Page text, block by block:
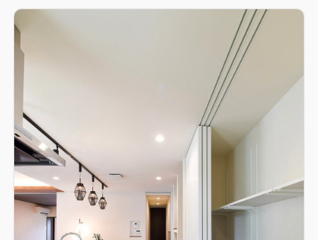
の洗濯動線をコンパクトにまとめ、毎日の家事をラクに。 3部屋
分の子供部屋を確保し、家族それぞれが自分のスペースを持つ
専用のインナーガレージを備えるなど、38坪の間取りに家族の
シックな色合いと木の温もりが調和
した落ち着いたリビング空間シックな色合いと木の温もりが調
和した落ち着いた空間。キッチンからリビング、和室までが一体
的に繋がり、家族が集まりやすい開放的なレイアウト